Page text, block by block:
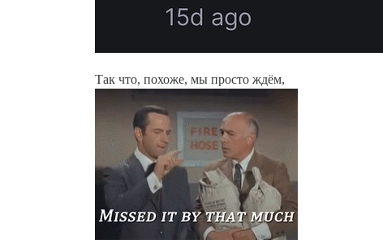
Так что, похоже, мы просто ждём,